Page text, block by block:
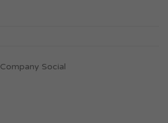
Company Social